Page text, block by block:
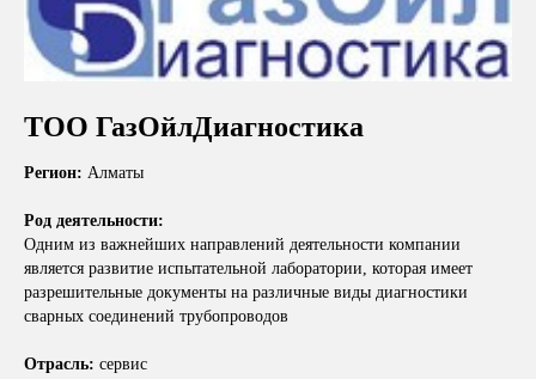
ТОО ГазОйлДиагностика
Регион: Алматы
Род деятельности:
Одним из важнейших направлений деятельности компании
является развитие испытательной лаборатории, которая имеет
разрешительные документы на различные виды диагностики
сварных соединений трубопроводов
Отрасль: сервис